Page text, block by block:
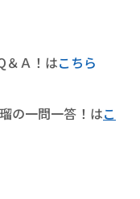
＆Ａ！はこちら
の一問一答！はこ